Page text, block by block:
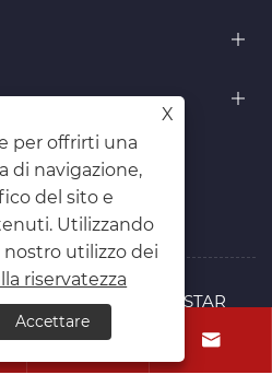
RED GOLDEN STAR
CO., LTD. Tutti i diritti
 
X
per offrirti una
di navigazione,
del sito e
Utilizzando
utilizzo dei
riservatezza
Accettare